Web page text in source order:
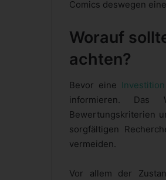
Comics deswegen
Worauf
achten?
Bevor eine
informieren. Das
Bewertungskriterien
sorgfältigen
vermeiden.
Vor allem der